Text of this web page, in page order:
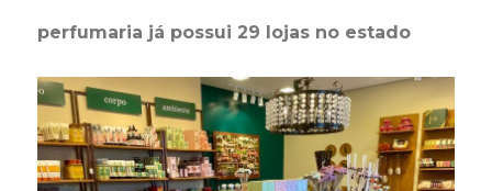
perfumaria já possui 29 lojas no estado